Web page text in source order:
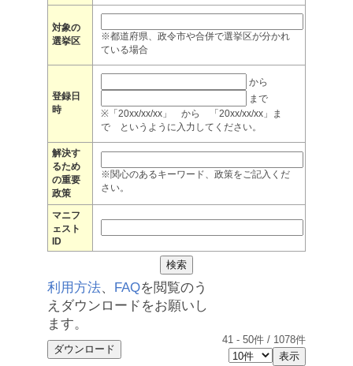
対象の
選挙区
※都道府県、政令市や合併で選挙区が分かれ
ている場合
登録日
時
から
まで
※「20xx/xx/xx」 から 「20xx/xx/xx」ま
で というように入力してください。
解決す
るため
の重要
政策
※関心のあるキーワード、政策をご記入くだ
さい。
マニフ
ェスト
ID
利用方法、 FAQを閲覧のう
えダウンロードをお願いし
ます。
41 - 50件 / 1078件